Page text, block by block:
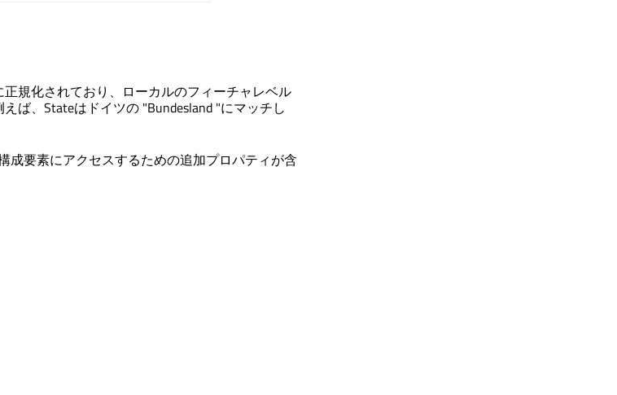
規化されており、ローカルのフィーチャレベル
ば、Stateはドイツの "Bundesland "にマッチし
成要素にアクセスするための追加プロパティが含